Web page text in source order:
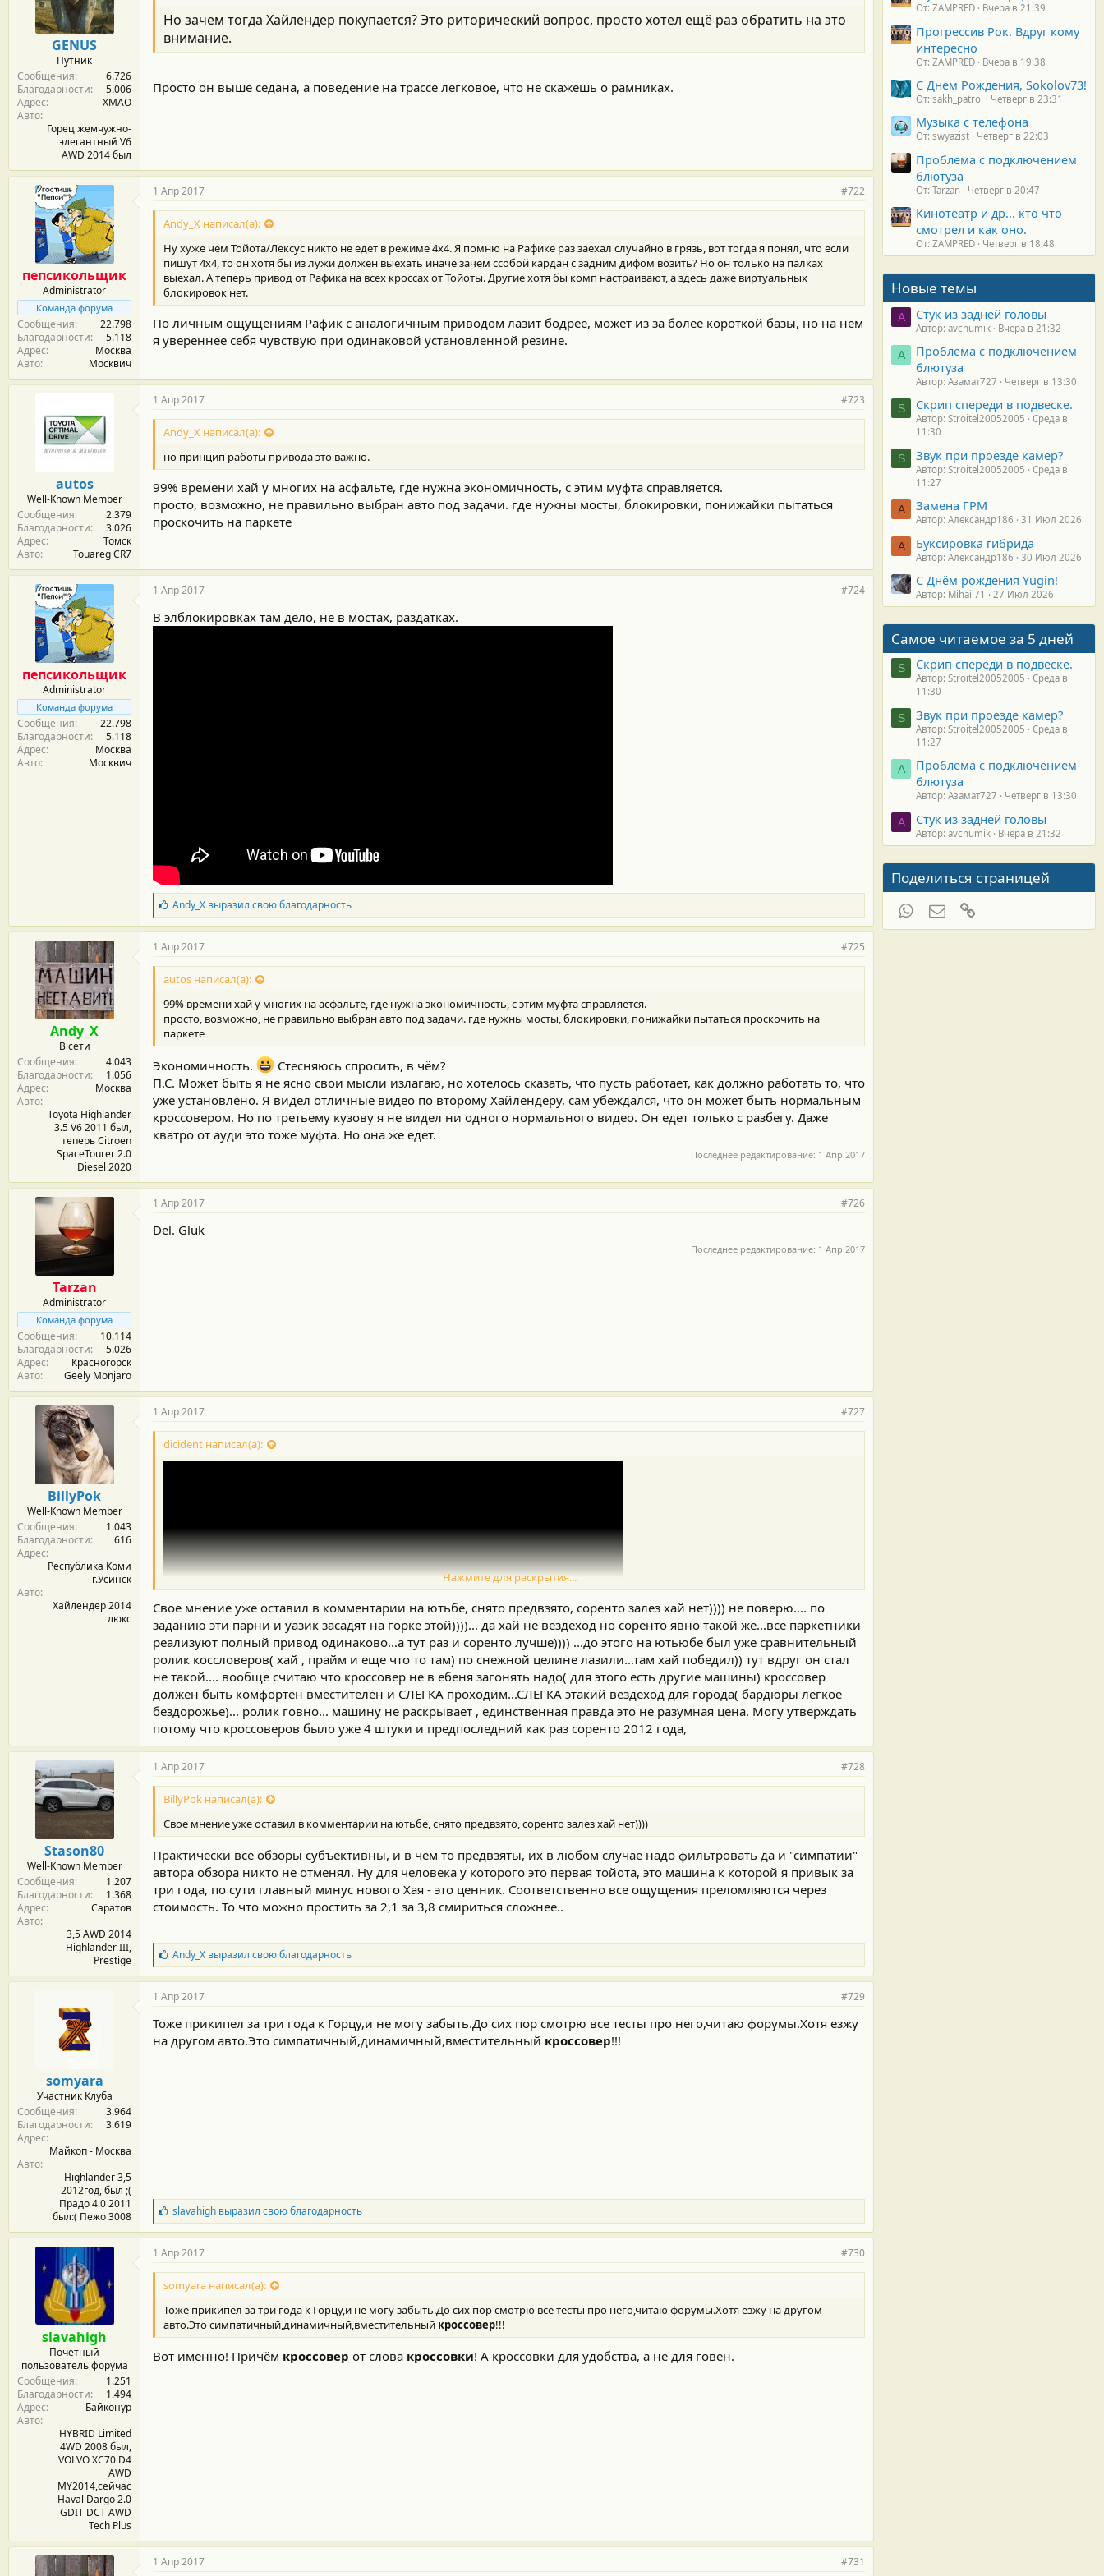
л
а
GENUS
Путник
Сообщения
6.726
Благодарности
5.006
Адрес
ХМАО
Авто
Горец жемчужно-
элегантный V6
AWD 2014 был
Но зачем тогда Хайлендер покупается? Это риторический вопрос, просто хотел ещё раз обратить на это
внимание.
Просто он выше седана, а поведение на трассе легковое, что не скажешь о рамниках.
пепсикольщик
Administrator
Команда форума
Сообщения
22.798
Благодарности
5.118
Адрес
Москва
Авто
Москвич
1 Апр 2017 #722
Andy_X написал(а):
Ну хуже чем Тойота/Лексус никто не едет в режиме 4х4. Я помню на Рафике раз заехал случайно в грязь, вот тогда я понял, что если
пишут 4х4, то он хотя бы из лужи должен выехать иначе зачем ссобой кардан с задним дифом возить? Но он только на палках
выехал. А теперь привод от Рафика на всех кроссах от Тойоты. Другие хотя бы комп настраивают, а здесь даже виртуальных
блокировок нет.
По личным ощущениям Рафик с аналогичным приводом лазит бодрее, может из за более короткой базы, но на нем
я увереннее себя чувствую при одинаковой установленной резине.
autos
Well-Known Member
Сообщения
2.379
Благодарности
3.026
Адрес
Томск
Авто
Touareg CR7
1 Апр 2017 #723
Andy_X написал(а):
но принцип работы привода это важно.
99% времени хай у многих на асфальте, где нужна экономичность, с этим муфта справляется.
просто, возможно, не правильно выбран авто под задачи. где нужны мосты, блокировки, понижайки пытаться
проскочить на паркете
пепсикольщик
Administrator
Команда форума
Сообщения
22.798
Благодарности
5.118
Адрес
Москва
Авто
Москвич
1 Апр 2017 #724
В элблокировках там дело, не в мостах, раздатках.
Б
л
а
г
о
д
а
н
о
с
т
и
:
Andy_Xвыразил свою благодарность
Andy_X
В сети
Сообщения
4.043
Благодарности
1.056
Адрес
Москва
Авто
Toyota Highlander
3.5 V6 2011 был,
теперь Citroen
SpaceTourer 2.0
Diesel 2020
1 Апр 2017 #725
autos написал(а):
99% времени хай у многих на асфальте, где нужна экономичность, с этим муфта справляется.
просто, возможно, не правильно выбран авто под задачи. где нужны мосты, блокировки, понижайки пытаться проскочить на
паркете
Экономичность.
Стесняюсь спросить, в чём?
П.С. Может быть я не ясно свои мысли излагаю, но хотелось сказать, что пусть работает, как должно работать то, что
уже установлено. Я видел отличные видео по второму Хайлендеру, сам убеждался, что он может быть нормальным
кроссовером. Но по третьему кузову я не видел ни одного нормального видео. Он едет только с разбегу. Даже
кватро от ауди это тоже муфта. Но она же едет.
Последнее редактирование: 1 Апр 2017
Tarzan
Administrator
Команда форума
Сообщения
10.114
Благодарности
5.026
Адрес
Красногорск
Авто
Geely Monjaro
1 Апр 2017 #726
Del. Gluk
Последнее редактирование: 1 Апр 2017
BillyPok
Well-Known Member
Сообщения
1.043
Благодарности
616
Адрес
Республика Коми
г.Усинск
Авто
Хайлендер 2014
люкс
1 Апр 2017 #727
dicident написал(а):
Нажмите для раскрытия...
Свое мнение уже оставил в комментарии на ютьбе, снято предвзято, соренто залез хай нет)))) не поверю.... по
заданию эти парни и уазик засадят на горке этой))))... да хай не вездеход но соренто явно такой же...все паркетники
реализуют полный привод одинаково...а тут раз и соренто лучше)))) ...до этого на ютьюбе был уже сравнительный
ролик коссловеров( хай , прайм и еще что то там) по снежной целине лазили...там хай победил)) тут вдруг он стал
не такой.... вообще считаю что кроссовер не в ебеня загонять надо( для этого есть другие машины) кроссовер
должен быть комфортен вместителен и СЛЕГКА проходим...СЛЕГКА этакий вездеход для города( бардюры легкое
бездорожье)... ролик говно... машину не раскрывает , единственная правда это не разумная цена. Могу утверждать
потому что кроссоверов было уже 4 штуки и предпоследний как раз соренто 2012 года,
Stason80
Well-Known Member
Сообщения
1.207
Благодарности
1.368
Адрес
Саратов
Авто
3,5 AWD 2014
Highlander III,
Prestige
1 Апр 2017 #728
BillyPok написал(а):
Свое мнение уже оставил в комментарии на ютьбе, снято предвзято, соренто залез хай нет))))
Практически все обзоры субъективны, и в чем то предвзяты, их в любом случае надо фильтровать да и "симпатии"
автора обзора никто не отменял. Ну для человека у которого это первая тойота, это машина к которой я привык за
три года, по сути главный минус нового Хая - это ценник. Соответственно все ощущения преломляются через
стоимость. То что можно простить за 2,1 за 3,8 смириться сложнее..
Б
л
а
г
о
д
а
р
Andy_Xвыразил свою благодарность
somyara
Участник Клуба
Сообщения
3.964
Благодарности
3.619
Адрес
Майкоп - Москва
Авто
Highlander 3,5
2012год, был ;(
Прадо 4.0 2011
был:( Пежо 3008
1 Апр 2017 #729
Тоже прикипел за три года к Горцу,и не могу забыть.До сих пор смотрю все тесты про него,читаю форумы.Хотя езжу
на другом авто.Это симпатичный,динамичный,вместительный кроссовер!!!
Б
л
а
г
о
д
а
н
о
с
т
slavahighвыразил свою благодарность
slavahigh
Почетный
пользователь форума
Сообщения
1.251
Благодарности
1.494
Адрес
Байконур
Авто
HYBRID Limited
4WD 2008 был,
VOLVO XC70 D4
AWD
MY2014,сейчас
Haval Dargo 2.0
GDIT DCT AWD
Tech Plus
1 Апр 2017 #730
somyara написал(а):
Тоже прикипел за три года к Горцу,и не могу забыть.До сих пор смотрю все тесты про него,читаю форумы.Хотя езжу на другом
авто.Это симпатичный,динамичный,вместительный кроссовер!!!
Вот именно! Причём кроссовер от слова кроссовки! А кроссовки для удобства, а не для говен.
1 Апр 2017 #731
От: ZAMPRED Вчера в 21:39
Прогрессив Рок. Вдруг кому
интересно
От: ZAMPRED Вчера в 19:38
С Днем Рождения, Sokolov73!
От: sakh_patrol Четверг в 23:31
Музыка с телефона
От: swyazist Четверг в 22:03
Проблема с подключением
блютуза
От: Tarzan Четверг в 20:47
Кинотеатр и др... кто что
смотрел и как оно.
От: ZAMPRED Четверг в 18:48
Новые темы
A Стук из задней головы
Автор: avchumik Вчера в 21:32
А
Проблема с подключением
блютуза
Автор: Азамат727 Четверг в 13:30
S Скрип спереди в подвеске.
Автор: Stroitel20052005
Среда в
11:30
S Звук при проезде камер?
Автор: Stroitel20052005
Среда в
11:27
А Замена ГРМ
Автор: Александр186 31 Июл 2026
А Буксировка гибрида
Автор: Александр186 30 Июл 2026
С Днём рождения Yugin!
Автор: Mihail71 27 Июл 2026
Самое читаемое за 5 дней
S Скрип спереди в подвеске.
Автор: Stroitel20052005
Среда в
11:30
S Звук при проезде камер?
Автор: Stroitel20052005
Среда в
11:27
А
Проблема с подключением
блютуза
Автор: Азамат727 Четверг в 13:30
A Стук из задней головы
Автор: avchumik Вчера в 21:32
Поделиться страницей
WhatsAppЭлектронная почта